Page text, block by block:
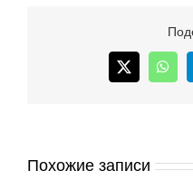
X
Похожие записи